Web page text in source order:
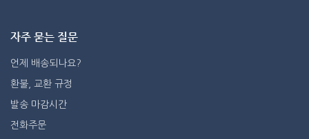
자주 묻는 질문
언제 배송되나요?
환불, 교환 규정
발송 마감시간
전화주문